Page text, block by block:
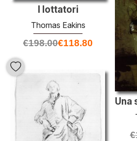
I lottatori
Thomas Eakins
€198.00€118.80
€